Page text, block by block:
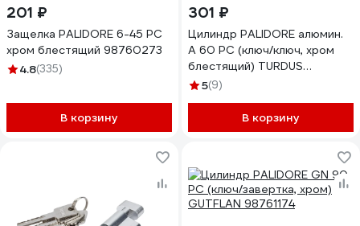
201 ₽
Защелка PALIDORE 6-45 PC
хром блестящий 98760273
4.8(335)
В корзину
301 ₽
Цилиндр PALIDORE алюмин.
А 60 PC (ключ/ключ, хром
блестящий) TURDUS
98760949
5(9)
В корзину